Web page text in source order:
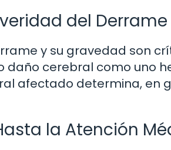
del Derrame
y su gravedad son
daño cerebral como uno
afectado determina, en
la Atención